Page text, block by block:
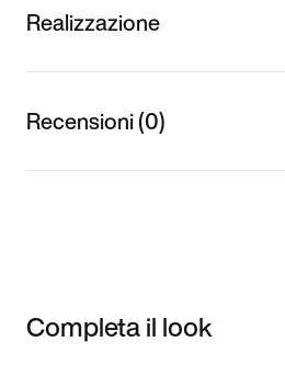
Realizzazione
Recensioni (0)
Completa il look